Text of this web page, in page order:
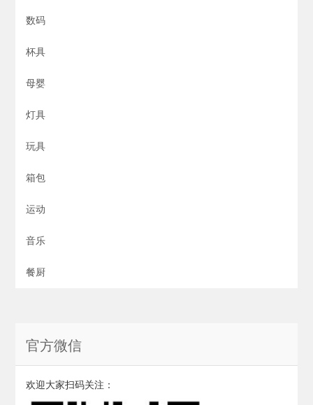
数码
杯具
母婴
灯具
玩具
箱包
运动
音乐
餐厨
官方微信
欢迎大家扫码关注：